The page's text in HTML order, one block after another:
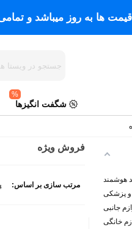
قیمت ها به روز میباشد و
شگفت انگیزها
%
هوشمند
پزشکی
جانبی
خانگی
فروش ویژه
مرتب سازی بر اساس: